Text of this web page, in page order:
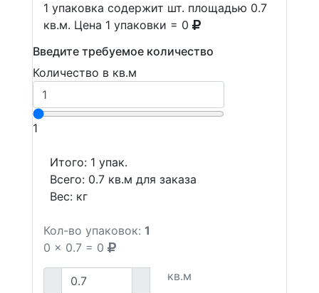
1 упаковка содержит шт. площадью 0.7
кв.м. Цена 1 упаковки = 0
Введите требуемое количество
Количество в кв.м
1
Итого: 1 упак.
Всего: 0.7 кв.м для заказа
Вес: кг
Кол-во упаковок: 1
0 x 0.7 = 0
кв.м